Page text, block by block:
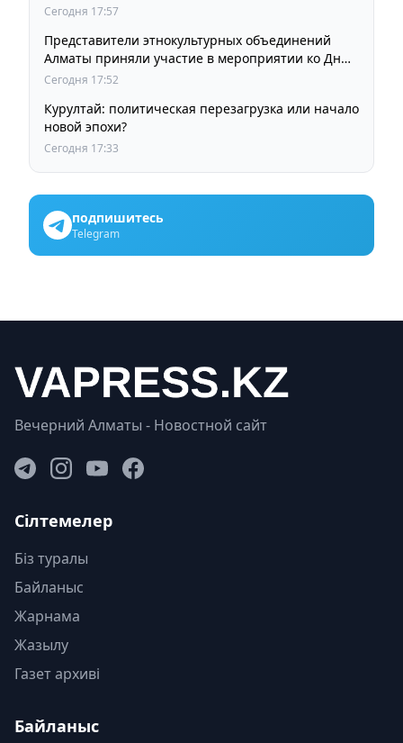
Сегодня 17:57
Представители этнокультурных объединений
Алматы приняли участие в мероприятии ко Дню
Абая
Сегодня 17:52
Курултай: политическая перезагрузка или начало
новой эпохи?
Сегодня 17:33
подпишитесь
Telegram
Вечерний Алматы - Новостной сайт
Сілтемелер
Біз туралы
Байланыс
Жарнама
Жазылу
Газет архиві
Байланыс